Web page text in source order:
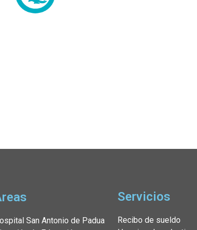
San Antonio de Padua
Servicios
Recibo de sueldo